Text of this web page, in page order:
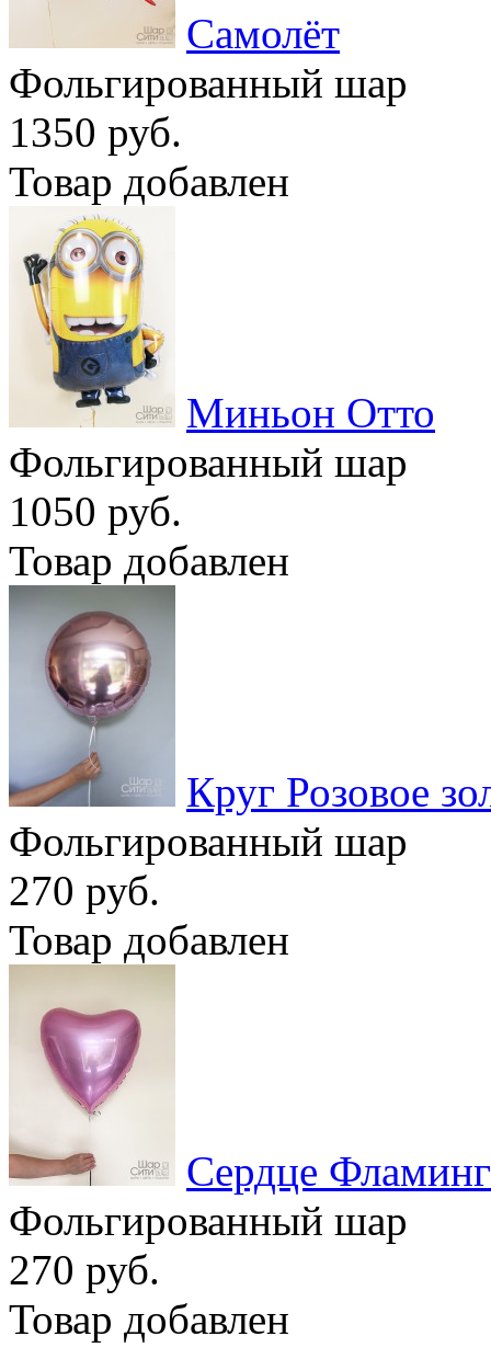
Самолёт
Фольгированный шар
1350 руб.
Товар добавлен
Миньон Отто
Фольгированный шар
1050 руб.
Товар добавлен
Круг Розовое
Фольгированный шар
270 руб.
Товар добавлен
Сердце
Фольгированный шар
270 руб.
Товар добавлен